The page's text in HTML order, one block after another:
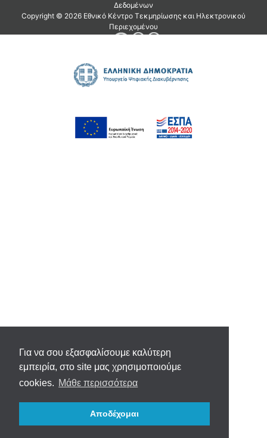
Για να σου εξασφαλίσουμε καλύτερη
εμπειρία, στο site μας χρησιμοποιούμε
cookies. Μάθε περισσότερα
Αποδέχομαι